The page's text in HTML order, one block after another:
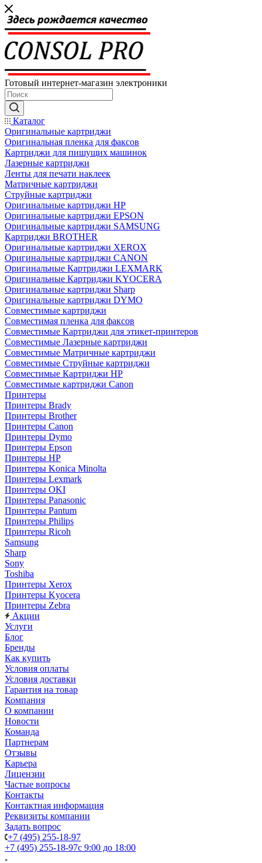
Готовый интернет-магазин электроники
Каталог
Оригинальные картриджи
Оригинальная пленка для факсов
Картриджи для пишущих машинок
Лазерные картриджи
Ленты для печати наклеек
Матричные картриджи
Струйные картриджи
Оригинальные картриджи HP
Оригинальные картриджи EPSON
Оригинальные картриджи SAMSUNG
Картриджи BROTHER
Оригинальные картриджи XEROX
Оригинальные картриджи CANON
Оригинальные Картриджи LEXMARK
Оригинальные Картриджи KYOCERA
Оригинальные картриджи Sharp
Оригинальные картриджи DYMO
Совместимые картриджи
Совместимая пленка для факсов
Совместимые Картриджи для этикет-принтеров
Совместимые Лазерные картриджи
Совместимые Матричные картриджи
Совместимые Струйные картриджи
Совместимые Картриджи HP
Совместимые картриджи Canon
Принтеры
Принтеры Brady
Принтеры Brother
Принтеры Canon
Принтеры Dymo
Принтеры Epson
Принтеры HP
Принтеры Konica Minolta
Принтеры Lexmark
Принтеры OKI
Принтеры Panasonic
Принтеры Pantum
Принтеры Philips
Принтеры Ricoh
Samsung
Sharp
Sony
Toshiba
Принтеры Xerox
Принтеры Kyocera
Принтеры Zebra
Акции
Услуги
Блог
Бренды
Как купить
Условия оплаты
Условия доставки
Гарантия на товар
Компания
О компании
Новости
Команда
Партнерам
Отзывы
Карьера
Лицензии
Частые вопросы
Контакты
Контактная информация
Реквизиты компании
Задать вопрос
+7 (495) 255-18-97
+7 (495) 255-18-97с 9:00 до 18:00